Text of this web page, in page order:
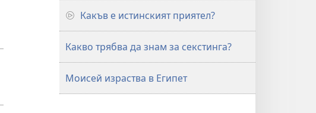
Какъв е истинският приятел?
Какво трябва да знам за секстинга?
Моисей израства в Египет